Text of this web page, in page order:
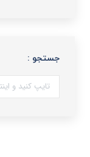
جستجو :
جستجو: